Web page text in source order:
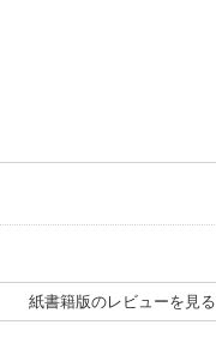
紙書籍版のレビューを見る